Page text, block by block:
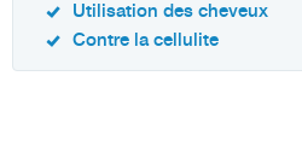
Utilisation des cheveux
Contre la cellulite